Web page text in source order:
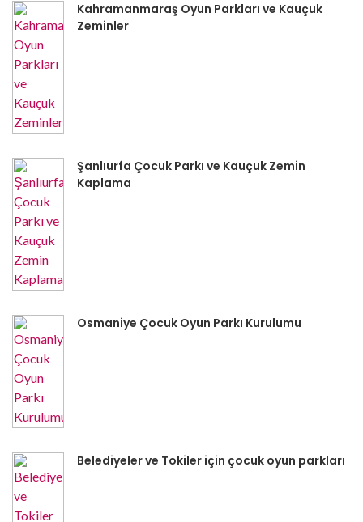
Kahramanmaraş Oyun Parkları ve Kauçuk
Zeminler
Şanlıurfa Çocuk Parkı ve Kauçuk Zemin
Kaplama
Osmaniye Çocuk Oyun Parkı Kurulumu
Belediyeler ve Tokiler için çocuk oyun parkları